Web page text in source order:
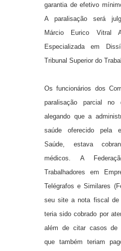
garantia de efetivo
A paralisação será
Márcio Eurico Vitral
Especializada em
Tribunal Superior do
Os funcionários dos
paralisação parcial
alegando que a
saúde oferecido pela
Saúde, estava
médicos. A
Trabalhadores em
Telégrafos e Similares
seu site a nota fiscal de
teria sido cobrado por
além de citar casos de
que também teriam